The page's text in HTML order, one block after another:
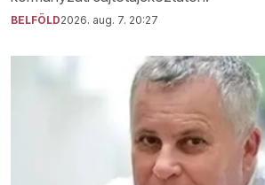
BELFÖLD2026. aug. 7. 20:27